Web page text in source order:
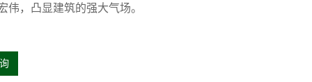
，凸显建筑的强大气场。